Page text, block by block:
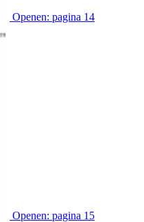
Openen: pagina 14
Openen: pagina 15